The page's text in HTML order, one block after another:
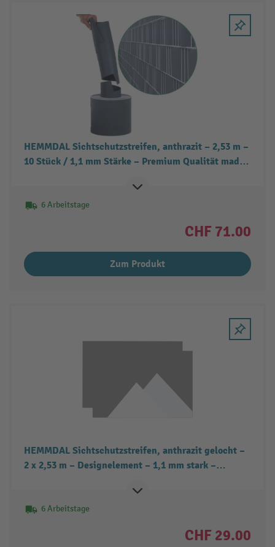
HEMMDAL Sichtschutzstreifen, anthrazit – 2,53 m –
10 Stück / 1,1 mm Stärke – Premium Qualität made
6 Arbeitstage
CHF 71.00
Zum Produkt
HEMMDAL Sichtschutzstreifen, anthrazit gelocht –
2 x 2,53 m – Designelement – 1,1 mm stark –
den Stabgitter- & Doppelstabmattenzaun
6 Arbeitstage
CHF 29.00